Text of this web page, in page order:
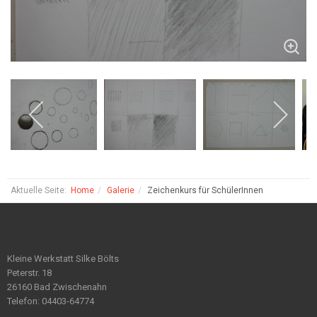
Aktuelle Seite: Home Galerie Zeichenkurs für SchülerInnen
Kleine Werkstatt Silke Bölts
Peterstr. 18
26160 Bad Zwischenahn
Telefon: 04403-64774